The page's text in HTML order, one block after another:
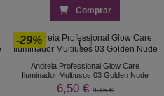
Comprar
-29%
Andreia Professional Glow Care
Iluminador Multiusos 03 Golden Nude
6,50 € 9,15 €